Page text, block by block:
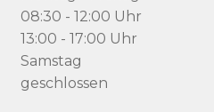
08:30 - 12:00 Uhr
13:00 - 17:00 Uhr
Samstag
geschlossen